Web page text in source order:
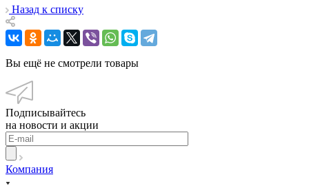
Назад к списку
Вы ещё не смотрели товары
Подписывайтесь
на новости и акции
Компания